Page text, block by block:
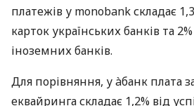
платежів у monobank складає
карток українських банків та
іноземних банків.
Для порівняння, у àбанк плата
еквайринга складає 1,2% від